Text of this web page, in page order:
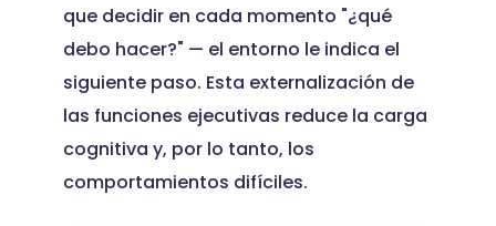
que decidir en cada momento "¿qué
debo hacer?" — el entorno le indica el
siguiente paso. Esta externalización de
las funciones ejecutivas reduce la carga
cognitiva y, por lo tanto, los
comportamientos difíciles.